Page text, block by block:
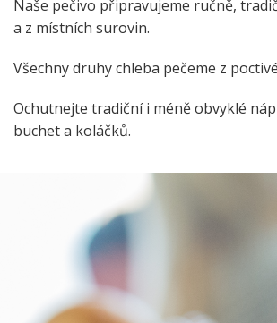
Naše pečivo připravujeme ručně,
a z místních surovin.
Všechny druhy chleba pečeme z
Ochutnejte tradiční i méně obvyklé
buchet a koláčků.